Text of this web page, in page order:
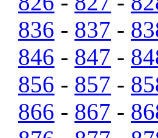
836 - 837 -
846 - 847 -
856 - 857 -
866 - 867 -